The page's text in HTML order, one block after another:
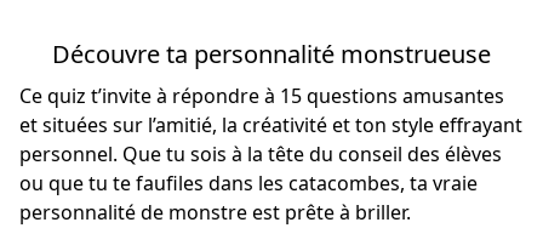
Découvre ta personnalité monstrueuse
Ce quiz t’invite à répondre à 15 questions amusantes
et situées sur l’amitié, la créativité et ton style effrayant
personnel. Que tu sois à la tête du conseil des élèves
ou que tu te faufiles dans les catacombes, ta vraie
personnalité de monstre est prête à briller.